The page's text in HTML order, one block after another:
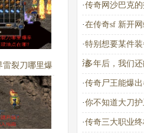
雷裂刀哪里爆
佳获取地点在
哪？
·传奇网沙巴克
·在传奇sf 新开
·特别想要某件
法
·多年后，我们
·传奇尸王能爆
·你不知道大刀
·传奇三大职业